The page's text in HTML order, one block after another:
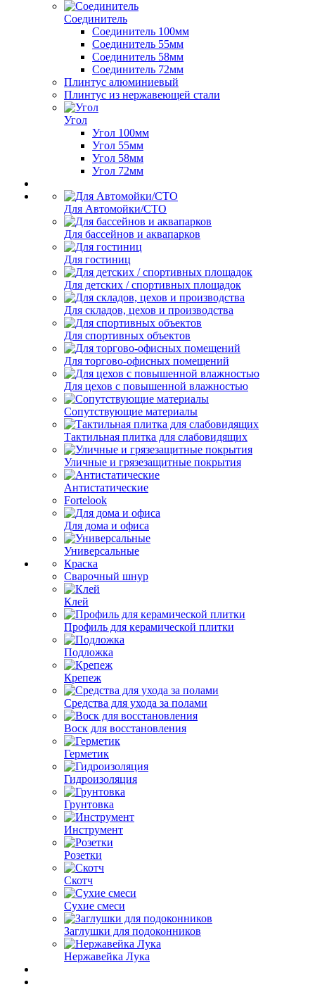
Соединитель
Соединитель 100мм
Соединитель 55мм
Соединитель 58мм
Соединитель 72мм
Плинтус алюминиевый
Плинтус из нержавеющей стали
Угол
Угол 100мм
Угол 55мм
Угол 58мм
Угол 72мм
Для Автомойки/СТО
Для бассейнов и аквапарков
Для гостиниц
Для детских / спортивных площадок
Для складов, цехов и производства
Для спортивных объектов
Для торгово-офисных помещений
Для цехов с повышенной влажностью
Сопутствующие материалы
Тактильная плитка для слабовидящих
Уличные и грязезащитные покрытия
Антистатические
Fortelook
Для дома и офиса
Универсальные
Краска
Сварочный шнур
Клей
Профиль для керамической плитки
Подложка
Крепеж
Средства для ухода за полами
Воск для восстановления
Герметик
Гидроизоляция
Грунтовка
Инструмент
Розетки
Скотч
Сухие смеси
Заглушки для подоконников
Нержавейка Лука